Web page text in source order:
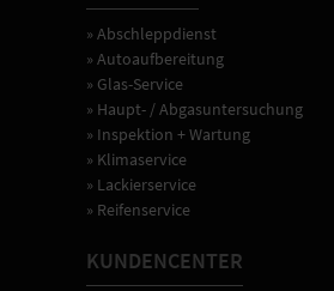
» Abschleppdienst
» Autoaufbereitung
» Glas-Service
» Haupt- / Abgasuntersuchung
» Inspektion + Wartung
» Klimaservice
» Lackierservice
» Reifenservice
KUNDENCENTER